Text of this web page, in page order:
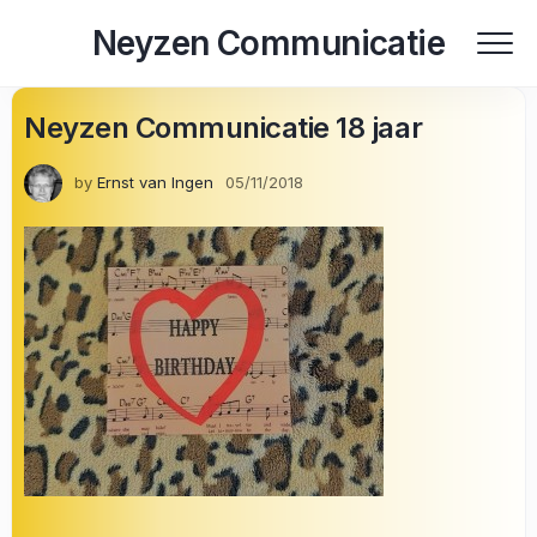
Neyzen Communicatie
Neyzen Communicatie 18 jaar
by Ernst van Ingen 05/11/2018